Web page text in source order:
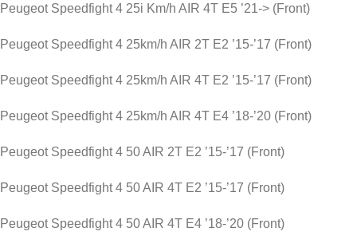
Peugeot Speedfight 4 25i Km/h AIR 4T E5 ’21-> (Front)
Peugeot Speedfight 4 25km/h AIR 2T E2 ’15-’17 (Front)
Peugeot Speedfight 4 25km/h AIR 4T E2 ’15-’17 (Front)
Peugeot Speedfight 4 25km/h AIR 4T E4 ’18-’20 (Front)
Peugeot Speedfight 4 50 AIR 2T E2 ’15-’17 (Front)
Peugeot Speedfight 4 50 AIR 4T E2 ’15-’17 (Front)
Peugeot Speedfight 4 50 AIR 4T E4 ’18-’20 (Front)